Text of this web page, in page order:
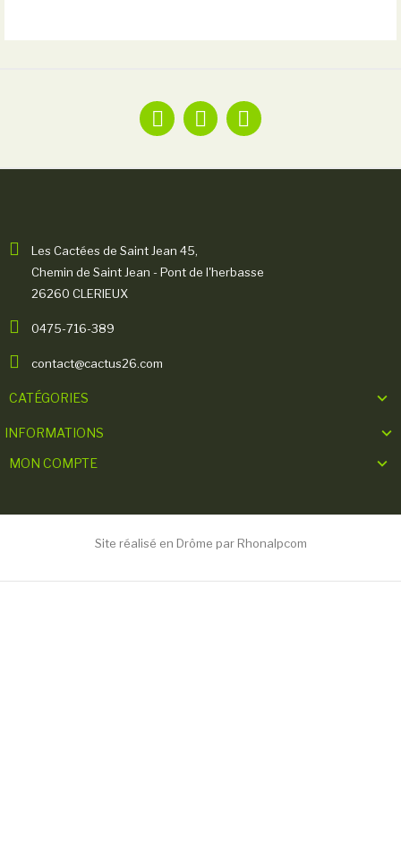
Les Cactées de Saint Jean 45,
Chemin de Saint Jean - Pont de l'herbasse
26260 CLERIEUX
0475-716-389
contact@cactus26.com
CATÉGORIES
INFORMATIONS
MON COMPTE
Site réalisé en Drôme par Rhonalpcom